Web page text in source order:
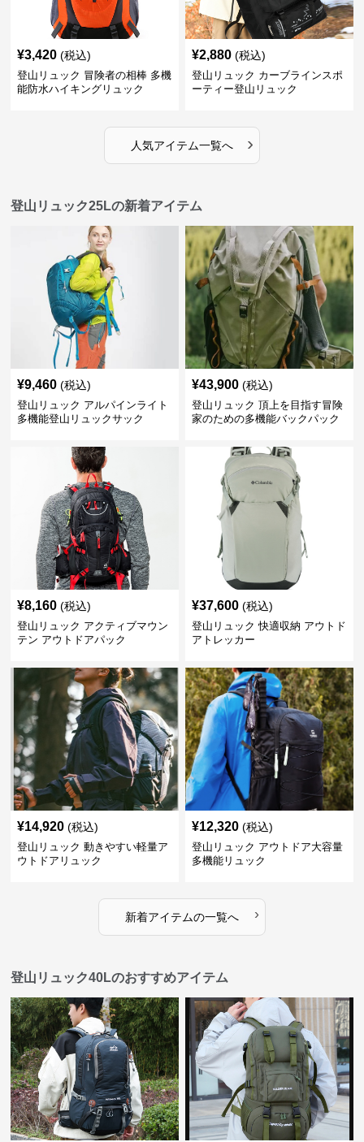
¥3,420 (税込)
登山リュック 冒険者の相棒 多機
能防水ハイキングリュック
¥2,880 (税込)
登山リュック カーブラインスポ
ーティー登山リュック
人気アイテム一覧へ ›
登山リュック25Lの新着アイテム
¥9,460 (税込)
登山リュック アルパインライト
多機能登山リュックサック
¥43,900 (税込)
登山リュック 頂上を目指す冒険
家のための多機能バックパック
¥8,160 (税込)
登山リュック アクティブマウン
テン アウトドアパック
¥37,600 (税込)
登山リュック 快適収納 アウトド
アトレッカー
¥14,920 (税込)
登山リュック 動きやすい軽量ア
ウトドアリュック
¥12,320 (税込)
登山リュック アウトドア大容量
多機能リュック
新着アイテムの一覧へ ›
登山リュック40Lのおすすめアイテム